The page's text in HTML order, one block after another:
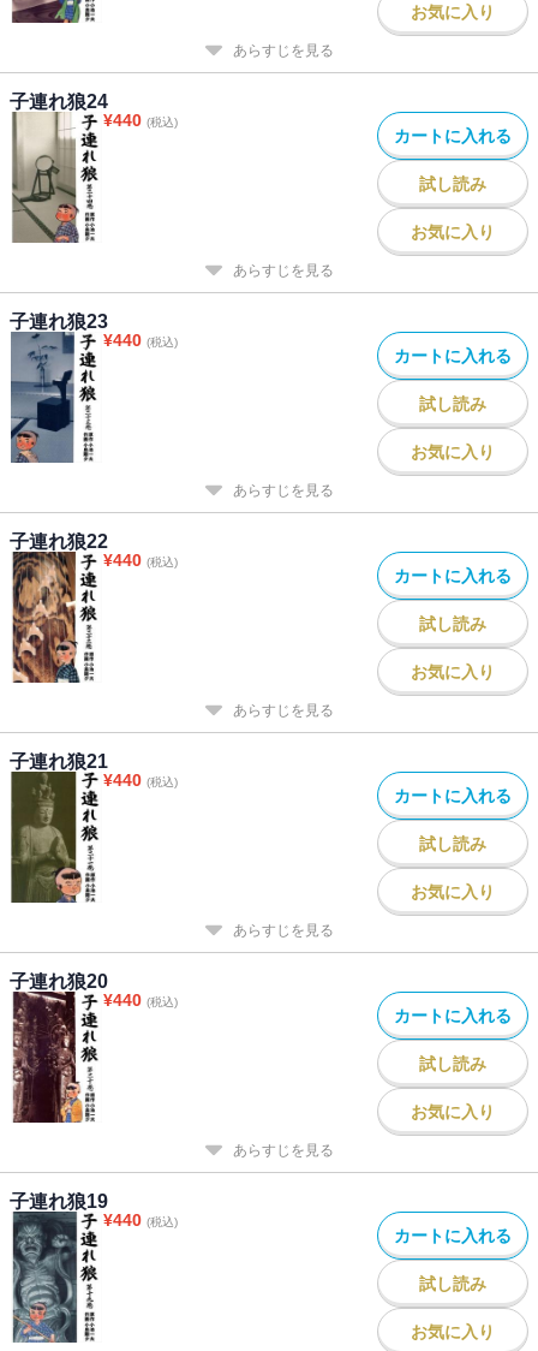
お気に入り
あらすじを見る
子連れ狼24
¥440 (税込)
カートに入れる
試し読み
お気に入り
あらすじを見る
子連れ狼23
¥440 (税込)
カートに入れる
試し読み
お気に入り
あらすじを見る
子連れ狼22
¥440 (税込)
カートに入れる
試し読み
お気に入り
あらすじを見る
子連れ狼21
¥440 (税込)
カートに入れる
試し読み
お気に入り
あらすじを見る
子連れ狼20
¥440 (税込)
カートに入れる
試し読み
お気に入り
あらすじを見る
子連れ狼19
¥440 (税込)
カートに入れる
試し読み
お気に入り